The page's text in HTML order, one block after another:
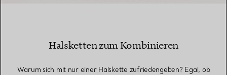
Halsketten zum Kombinieren
Warum sich mit nur einer Halskette zufriedengeben? Egal, ob